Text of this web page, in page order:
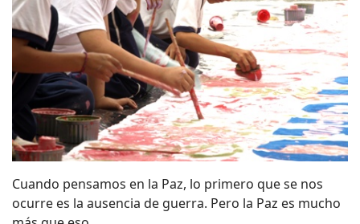
Cuando pensamos en la Paz, lo primero que se nos
ocurre es la ausencia de guerra. Pero la Paz es mucho